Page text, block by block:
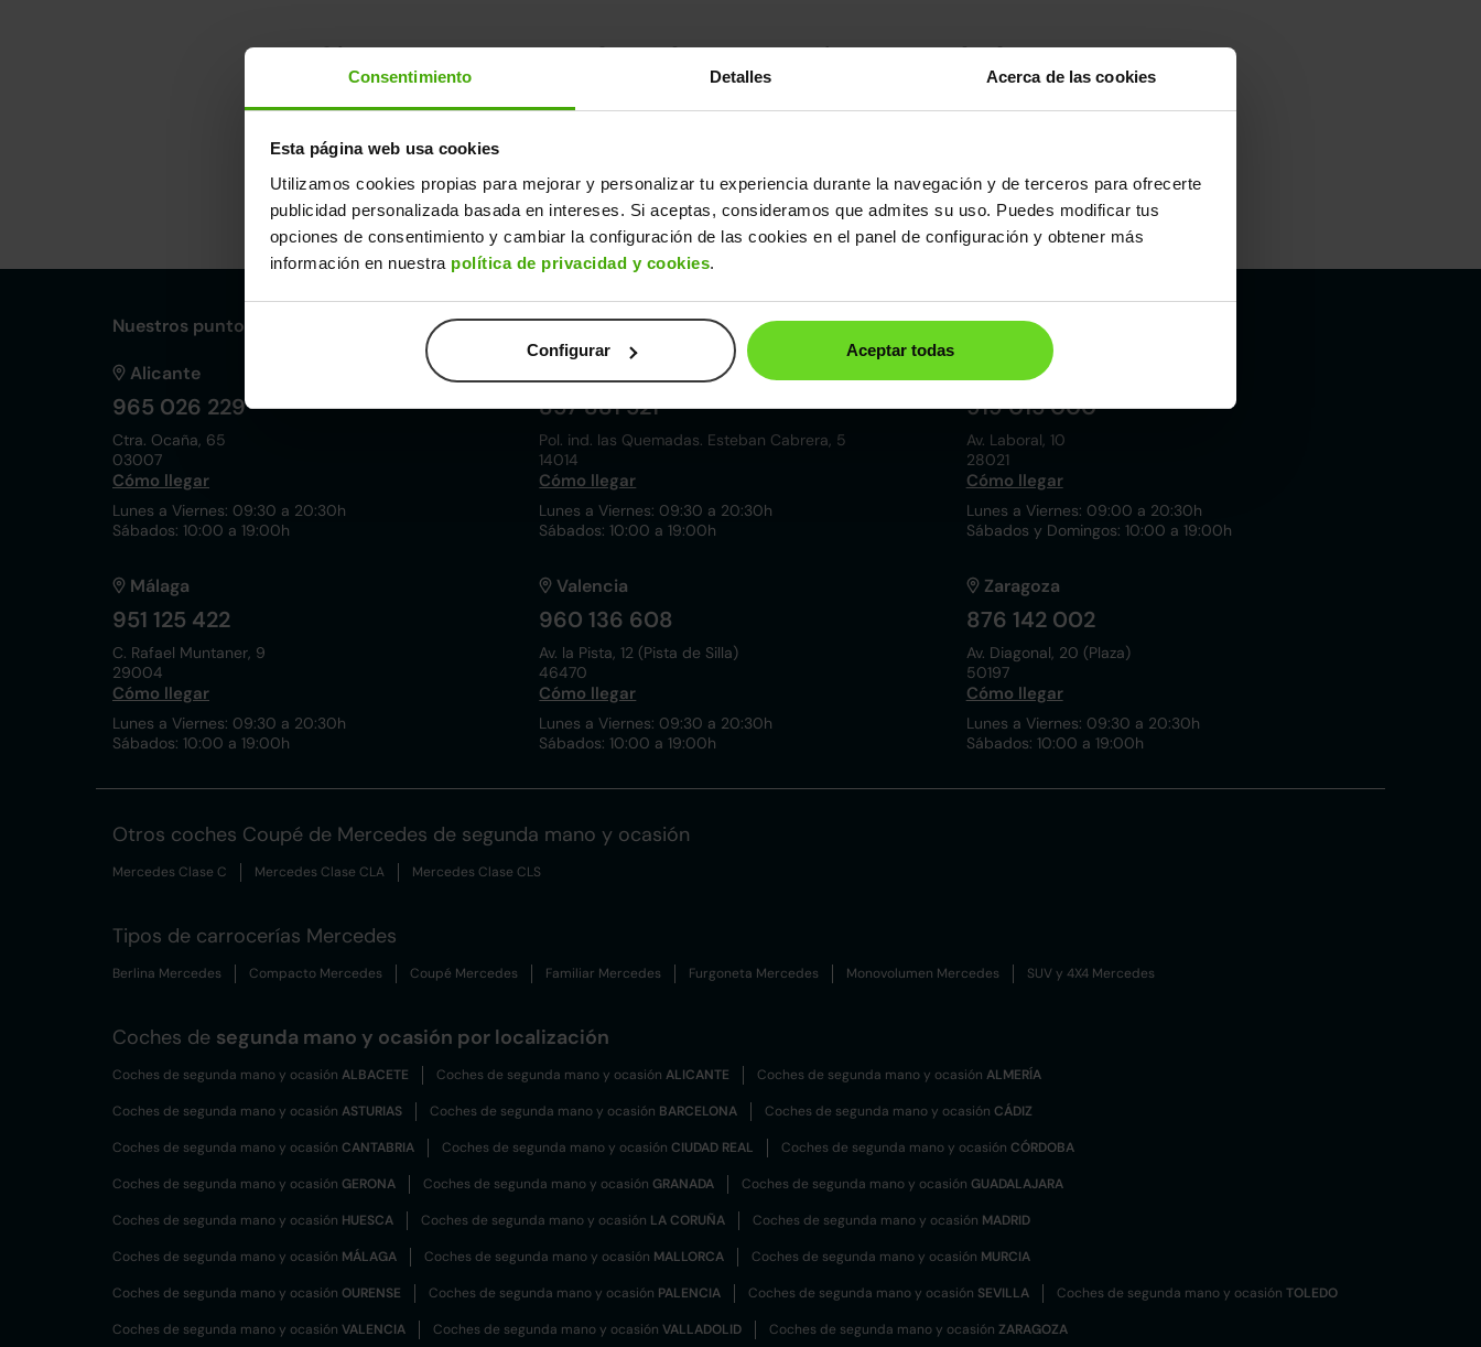
Consentimiento Detalles Acerca de las cookies
Esta página web usa cookies
Utilizamos cookies propias para mejorar y personalizar tu experiencia durante la navegación y de terceros para ofrecerte
publicidad personalizada basada en intereses. Si aceptas, consideramos que admites su uso. Puedes modificar tus
opciones de consentimiento y cambiar la configuración de las cookies en el panel de configuración y obtener más
información en nuestra política de privacidad y cookies.
Configurar Aceptar todas
Si no encuentras el coche que quieres, ¡te lo buscamos!
Nuestros puntos de venta Clicars:
Alicante
965 026 229
Ctra. Ocaña, 65
03007
Cómo llegar
Lunes a Viernes: 09:30 a 20:30h
Sábados: 10:00 a 19:00h
857 881 521
Pol. ind. las Quemadas. Esteban Cabrera, 5
14014
Cómo llegar
Lunes a Viernes: 09:30 a 20:30h
Sábados: 10:00 a 19:00h
Madrid
919 015 000
Av. Laboral, 10
28021
Cómo llegar
Lunes a Viernes: 09:00 a 20:30h
Sábados y Domingos: 10:00 a 19:00h
Málaga
951 125 422
C. Rafael Muntaner, 9
29004
Cómo llegar
Lunes a Viernes: 09:30 a 20:30h
Sábados: 10:00 a 19:00h
Valencia
960 136 608
Av. la Pista, 12 (Pista de Silla)
46470
Cómo llegar
Lunes a Viernes: 09:30 a 20:30h
Sábados: 10:00 a 19:00h
Zaragoza
876 142 002
Av. Diagonal, 20 (Plaza)
50197
Cómo llegar
Lunes a Viernes: 09:30 a 20:30h
Sábados: 10:00 a 19:00h
Otros coches Coupé de Mercedes de segunda mano y ocasión
Mercedes Clase C Mercedes Clase CLA Mercedes Clase CLS
Tipos de carrocerías Mercedes
Berlina Mercedes Compacto Mercedes Coupé Mercedes Familiar Mercedes Furgoneta Mercedes Monovolumen Mercedes SUV y 4X4 Mercedes
Coches de segunda mano y ocasión por localización
Coches de segunda mano y ocasión ALBACETE Coches de segunda mano y ocasión ALICANTE Coches de segunda mano y ocasión ALMERÍA
Coches de segunda mano y ocasión ASTURIAS Coches de segunda mano y ocasión BARCELONA Coches de segunda mano y ocasión CÁDIZ
Coches de segunda mano y ocasión CANTABRIA Coches de segunda mano y ocasión CIUDAD REAL Coches de segunda mano y ocasión CÓRDOBA
Coches de segunda mano y ocasión GERONA Coches de segunda mano y ocasión GRANADA Coches de segunda mano y ocasión GUADALAJARA
Coches de segunda mano y ocasión HUESCA Coches de segunda mano y ocasión LA CORUÑA Coches de segunda mano y ocasión MADRID
Coches de segunda mano y ocasión MÁLAGA Coches de segunda mano y ocasión MALLORCA Coches de segunda mano y ocasión MURCIA
Coches de segunda mano y ocasión OURENSE Coches de segunda mano y ocasión PALENCIA Coches de segunda mano y ocasión SEVILLA Coches de segunda mano y ocasión TOLEDO
Coches de segunda mano y ocasión VALENCIA Coches de segunda mano y ocasión VALLADOLID Coches de segunda mano y ocasión ZARAGOZA